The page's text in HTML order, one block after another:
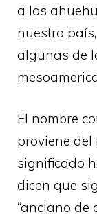
a los
nuestro
algunas de
El nombre
proviene del
significado
dicen que
“anciano de